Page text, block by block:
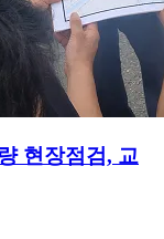
현장점검, 교